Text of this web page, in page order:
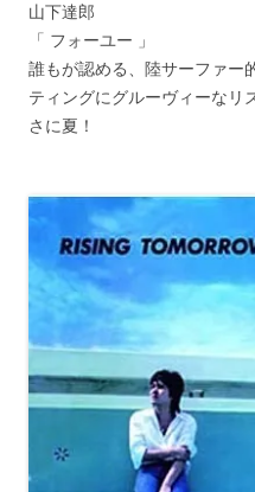
山下達郎
「 フォーユー 」
誰もが認める、陸サーファー
ティングにグルーヴィーなリ
さに夏！